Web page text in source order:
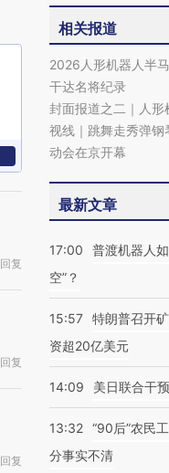
回复
回复
回复
相关报道
2026人形机器人半
干达名将纪录
封面报道之二｜人形
视线｜跳舞走秀弹
动会在京开幕
最新文章
17:00
普渡机器人
空”？
15:57 特朗普召开
资超20亿美元
14:09 美日联合干
13:32 “90后”农民
分事实不清